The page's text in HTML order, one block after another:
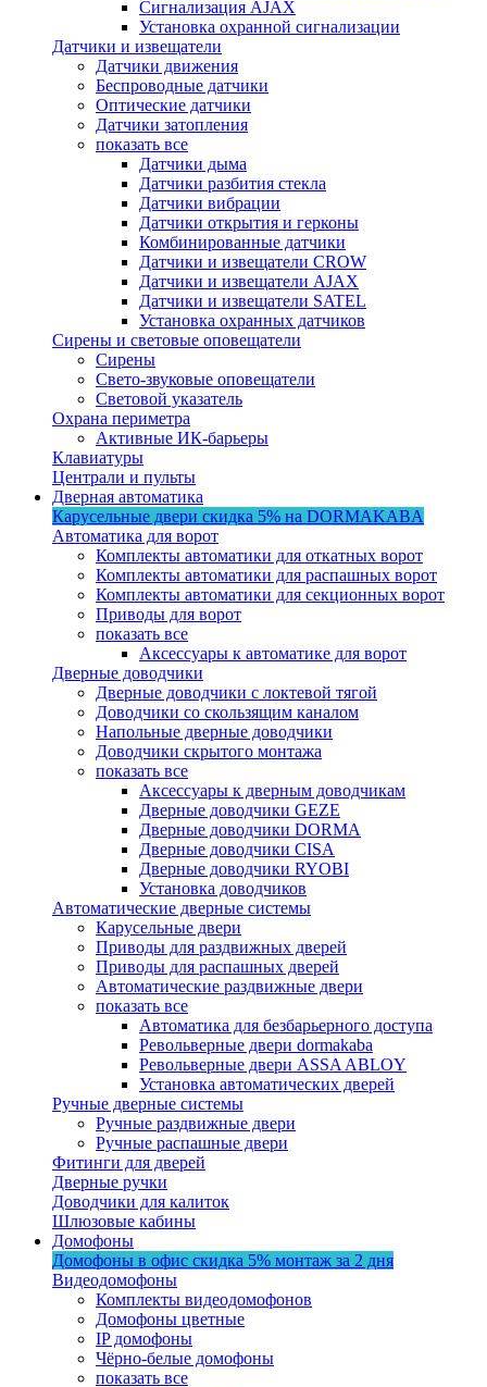
Сигнализация AJAX
Установка охранной сигнализации
Датчики и извещатели
Датчики движения
Беспроводные датчики
Оптические датчики
Датчики затопления
показать все
Датчики дыма
Датчики разбития стекла
Датчики вибрации
Датчики открытия и герконы
Комбинированные датчики
Датчики и извещатели CROW
Датчики и извещатели AJAX
Датчики и извещатели SATEL
Установка охранных датчиков
Сирены и световые оповещатели
Сирены
Свето-звуковые оповещатели
Световой указатель
Охрана периметра
Активные ИК-барьеры
Клавиатуры
Централи и пульты
Дверная автоматика
Карусельные двери скидка 5% на DORMAKABA
Автоматика для ворот
Комплекты автоматики для откатных ворот
Комплекты автоматики для распашных ворот
Комплекты автоматики для секционных ворот
Приводы для ворот
показать все
Аксессуары к автоматике для ворот
Дверные доводчики
Дверные доводчики с локтевой тягой
Доводчики со скользящим каналом
Напольные дверные доводчики
Доводчики скрытого монтажа
показать все
Аксессуары к дверным доводчикам
Дверные доводчики GEZE
Дверные доводчики DORMA
Дверные доводчики CISA
Дверные доводчики RYOBI
Установка доводчиков
Автоматические дверные системы
Карусельные двери
Приводы для раздвижных дверей
Приводы для распашных дверей
Автоматические раздвижные двери
показать все
Автоматика для безбарьерного доступа
Револьверные двери dormakaba
Револьверные двери ASSA ABLOY
Установка автоматических дверей
Ручные дверные системы
Ручные раздвижные двери
Ручные распашные двери
Фитинги для дверей
Дверные ручки
Доводчики для калиток
Шлюзовые кабины
Домофоны
Домофоны в офис скидка 5% монтаж за 2 дня
Видеодомофоны
Комплекты видеодомофонов
Домофоны цветные
IP домофоны
Чёрно-белые домофоны
показать все